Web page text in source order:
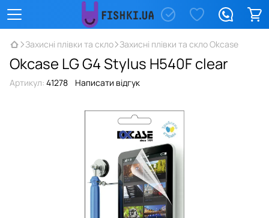
Захисні плівки та скло Захисні плівки та скло Okcase
Okcase LG G4 Stylus H540F clear
Артикул: 41278 Написати відгук